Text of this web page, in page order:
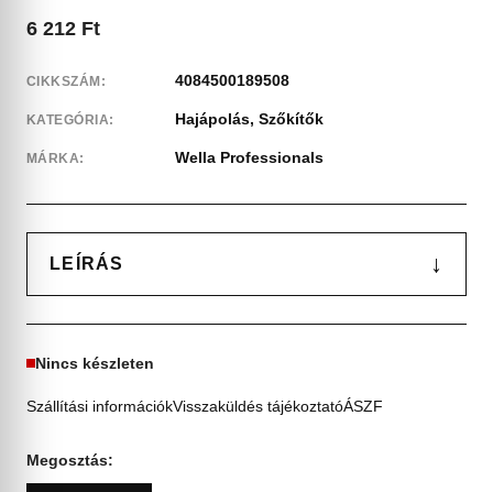
6 212 Ft
CIKKSZÁM: 4084500189508
KATEGÓRIA: Hajápolás, Szőkítők
MÁRKA: Wella Professionals
LEÍRÁS ↓
Nincs készleten
Szállítási információkVisszaküldés tájékoztatóÁSZF
Megosztás: